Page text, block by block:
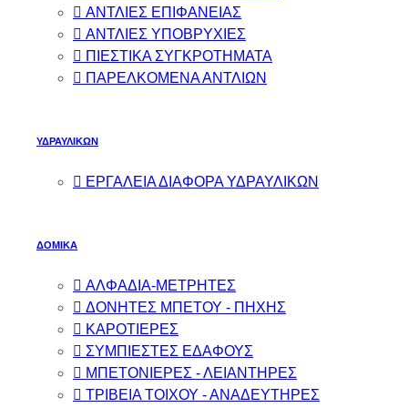
ΑΝΤΛΙΕΣ ΕΠΙΦΑΝΕΙΑΣ
ΑΝΤΛΙΕΣ ΥΠΟΒΡΥΧΙΕΣ
ΠΙΕΣΤΙΚΑ ΣΥΓΚΡΟΤΗΜΑΤΑ
ΠΑΡΕΛΚΟΜΕΝΑ ΑΝΤΛΙΩΝ
ΥΔΡΑΥΛΙΚΩΝ
ΕΡΓΑΛΕΙΑ ΔΙΑΦΟΡΑ ΥΔΡΑΥΛΙΚΩΝ
ΔΟΜΙΚΑ
ΑΛΦΑΔΙΑ-ΜΕΤΡΗΤΕΣ
ΔΟΝΗΤΕΣ ΜΠΕΤΟΥ - ΠΗΧΗΣ
ΚΑΡΟΤΙΕΡΕΣ
ΣΥΜΠΙΕΣΤΕΣ ΕΔΑΦΟΥΣ
ΜΠΕΤΟΝΙΕΡΕΣ - ΛΕΙΑΝΤΗΡΕΣ
ΤΡΙΒΕΙΑ ΤΟΙΧΟΥ - ΑΝΑΔΕΥΤΗΡΕΣ